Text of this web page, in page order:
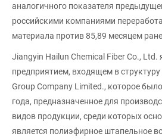
аналогичного показателя
российскими компаниями
материала против 85,89 месяцем
Jiangyin Hailun Chemical Fiber Co.,
предприятием, входящем в
Group Company Limited., которое
года, предназначенное для
видов продукции, среди которых
является полиэфирное штапельное